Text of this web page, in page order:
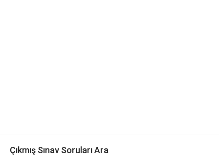
Çıkmış Sınav Soruları Ara